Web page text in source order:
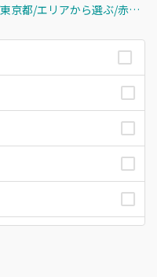
関東/東京都/エリアから選ぶ/赤羽・十条・王子